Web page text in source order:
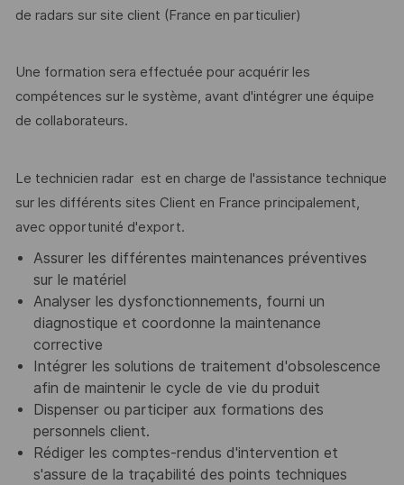
de radars sur site client (France en particulier)
Une formation sera effectuée pour acquérir les
compétences sur le système, avant d'intégrer une équipe
de collaborateurs.
Le technicien radar est en charge de l'assistance technique
sur les différents sites Client en France principalement,
avec opportunité d'export.
Assurer les différentes maintenances préventives
sur le matériel
Analyser les dysfonctionnements, fourni un
diagnostique et coordonne la maintenance
corrective
Intégrer les solutions de traitement d'obsolescence
afin de maintenir le cycle de vie du produit
Dispenser ou participer aux formations des
personnels client.
Rédiger les comptes-rendus d'intervention et
s'assure de la traçabilité des points techniques